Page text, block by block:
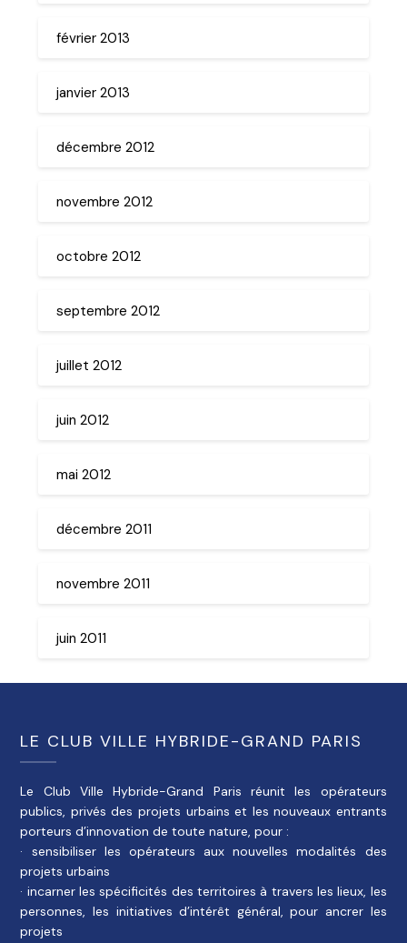
février 2013
janvier 2013
décembre 2012
novembre 2012
octobre 2012
septembre 2012
juillet 2012
juin 2012
mai 2012
décembre 2011
novembre 2011
juin 2011
LE CLUB VILLE HYBRIDE-GRAND PARIS
Le Club Ville Hybride-Grand Paris réunit les opérateurs
publics, privés des projets urbains et les nouveaux entrants
porteurs d’innovation de toute nature, pour :
· sensibiliser les opérateurs aux nouvelles modalités des
projets urbains
· incarner les spécificités des territoires à travers les lieux, les
personnes, les initiatives d’intérêt général, pour ancrer les
projets